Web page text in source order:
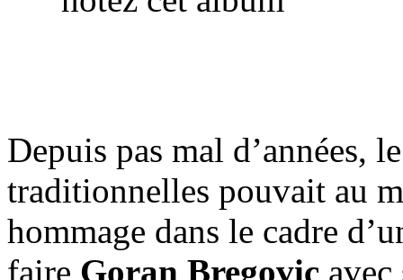
Depuis pas mal d’années,
traditionnelles pouvait au
hommage dans le cadre
faire Goran Bregovic